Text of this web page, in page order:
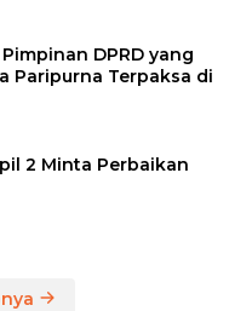
DPRD yang
Paripurna Terpaksa di
2 Minta Perbaikan